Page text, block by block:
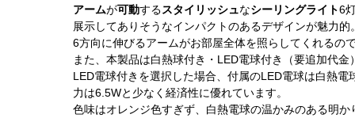
アームが可動するスタイリッシュなシーリングライト6
展示してありそうなインパクトのあるデザインが魅力的
6方向に伸びるアームがお部屋全体を照らしてくれるの
また、本製品は白熱球付き・LED電球付き（要追加代
LED電球付きを選択した場合、付属のLED電球は白熱
力は6.5Wと少なく経済性に優れています。
色味はオレンジ色すぎず、白熱電球の温かみのある明